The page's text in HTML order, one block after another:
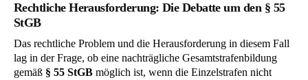
Rechtliche Herausforderung: Die Debatte um den § 55
StGB
Das rechtliche Problem und die Herausforderung in diesem Fall
lag in der Frage, ob eine nachträgliche Gesamtstrafenbildung
gemäß § 55 StGB möglich ist, wenn die Einzelstrafen nicht